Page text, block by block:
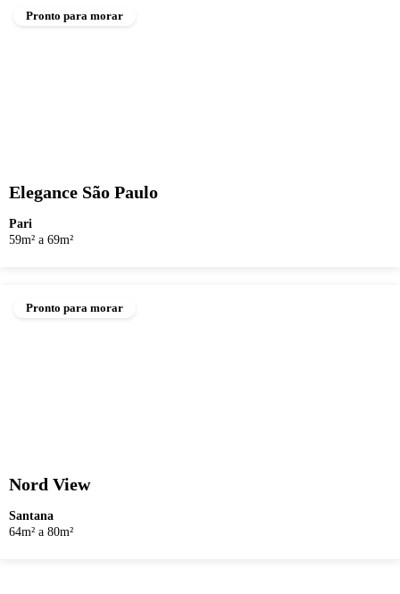
Pronto para morar
Elegance São Paulo
Pari
59m² a 69m²
Pronto para morar
Nord View
Santana
64m² a 80m²